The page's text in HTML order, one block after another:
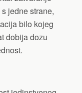
jedne strane,
bilo kojeg
dobija dozu